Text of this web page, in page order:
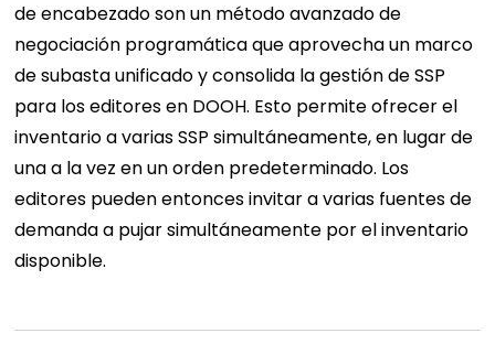
de encabezado son un método avanzado de
negociación programática que aprovecha un marco
de subasta unificado y consolida la gestión de SSP
para los editores en DOOH. Esto permite ofrecer el
inventario a varias SSP simultáneamente, en lugar de
una a la vez en un orden predeterminado. Los
editores pueden entonces invitar a varias fuentes de
demanda a pujar simultáneamente por el inventario
disponible.